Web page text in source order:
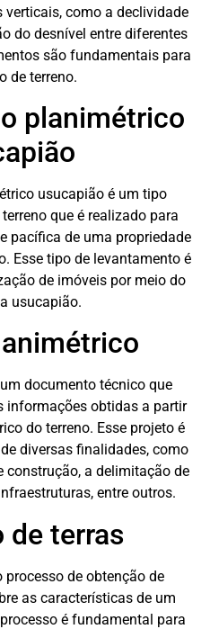
como a declividade
do desnível entre diferentes
são fundamentais para
de terreno.
planimétrico
usucapião é um tipo
que é realizado para
pacífica de uma propriedade
Esse tipo de levantamento é
de imóveis por meio do
usucapião.
documento técnico que
informações obtidas a partir
do terreno. Esse projeto é
diversas finalidades, como
construção, a delimitação de
entre outros.
de terras
processo de obtenção de
as características de um
é fundamental para